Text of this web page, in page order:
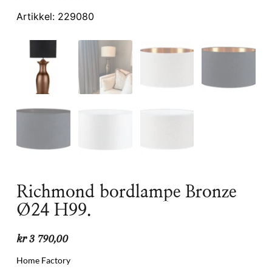
Artikkel: 229080
Richmond bordlampe Bronze
Ø24 H99.
kr3 790,00
Home Factory